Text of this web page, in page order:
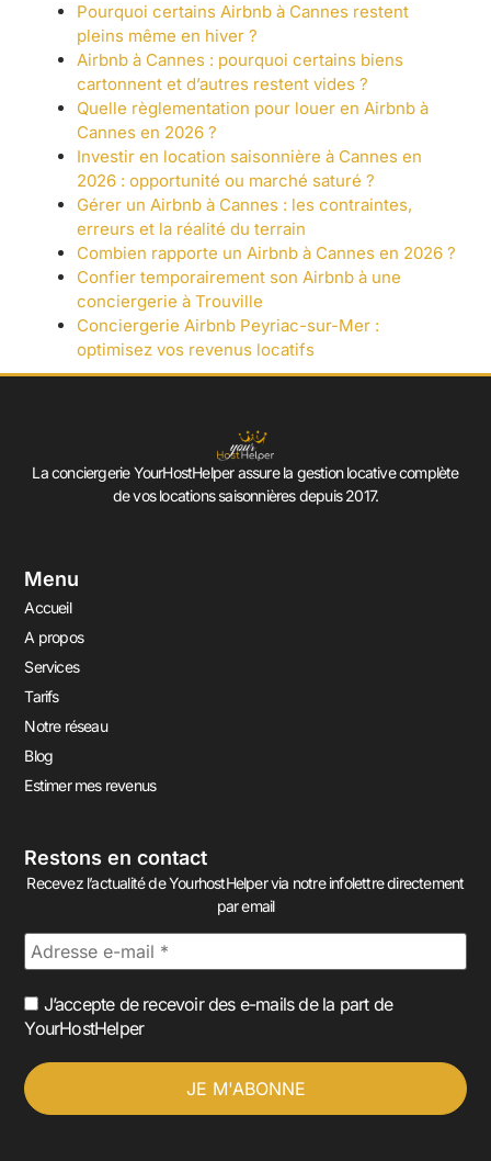
Pourquoi certains Airbnb à Cannes restent
pleins même en hiver ?
Airbnb à Cannes : pourquoi certains biens
cartonnent et d’autres restent vides ?
Quelle règlementation pour louer en Airbnb à
Cannes en 2026 ?
Investir en location saisonnière à Cannes en
2026 : opportunité ou marché saturé ?
Gérer un Airbnb à Cannes : les contraintes,
erreurs et la réalité du terrain
Combien rapporte un Airbnb à Cannes en 2026 ?
Confier temporairement son Airbnb à une
conciergerie à Trouville
Conciergerie Airbnb Peyriac-sur-Mer :
optimisez vos revenus locatifs
La conciergerie YourHostHelper assure la gestion locative complète
de vos locations saisonnières depuis 2017.
Menu
Accueil
A propos
Services
Tarifs
Notre réseau
Blog
Estimer mes revenus
Restons en contact
Recevez l’actualité de YourhostHelper via notre infolettre directement
par email
J’accepte de recevoir des e-mails de la part de
YourHostHelper